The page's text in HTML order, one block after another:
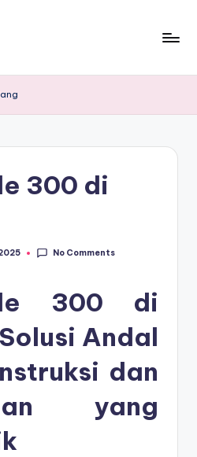
300 di
No Comments
300 di
Andal
dan
yang